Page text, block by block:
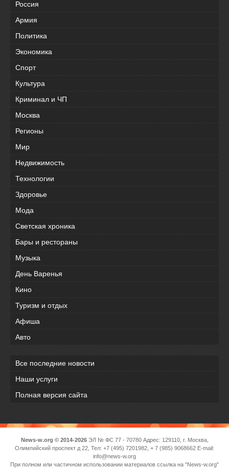
Россия
Армия
Политика
Экономика
Спорт
Культура
Криминал и ЧП
Москва
Регионы
Мир
Недвижимость
Технологии
Здоровье
Мода
Светская хроника
Бары и рестораны
Музыка
День Варенья
Кино
Туризм и отдых
Афиша
Авто
Все последние новости
Наши услуги
Полная версия сайта
News-w.org © 2014-2026ЭЛ № ФС 77 - 70780 Адрес: 129110, г. Москва,
Олимпийский проспект д 22, Тел: +7 (495) 7201982, + 7 (985) 9068662 E-mail:
info@news-w.org
При полном или частичном использовании материалов ссылка на "News-w.org"